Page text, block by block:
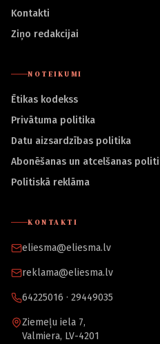
Kontakti
Ziņo redakcijai
NOTEIKUMI
Ētikas kodekss
Privātuma politika
Datu aizsardzības politika
Abonēšanas un atcelšanas
Politiskā reklāma
KONTAKTI
eliesma@eliesma.lv
reklama@eliesma.lv
64225016 · 29449035
Ziemeļu iela 7,
Valmiera, LV-4201